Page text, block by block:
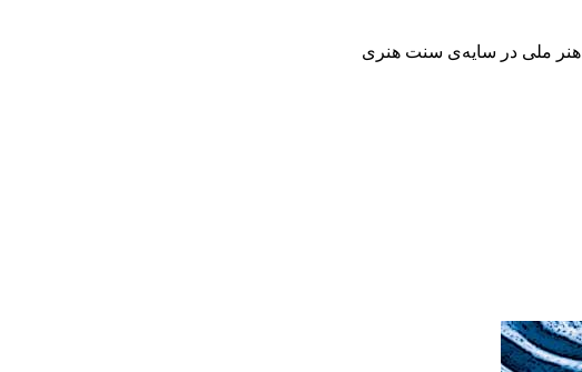
هنر ملی در سایه‌ی سنت هنری